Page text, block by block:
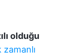
olduğu